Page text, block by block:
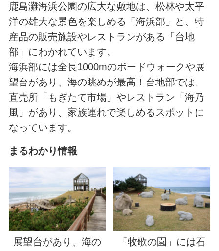
鹿島灘海浜公園の広大な敷地は、松林や太平
洋の雄大な景色を楽しめる「海浜部」と、特
産品の販売施設やレストランがある「台地
部」にわかれています。
海浜部には全長1000mのボードウォークや展
望台があり、海の眺めが最高！台地部では、
直売所「もぎたて市場」やレストラン「海乃
風」があり、家族連れで楽しめるスポットに
なっています。
まるわかり情報
展望台があり、海の 「牧歌の園」には石